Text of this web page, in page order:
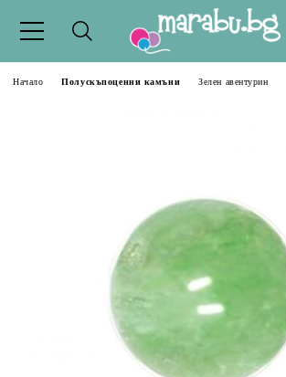
Начало Полускъпоценни камъни Зелен авентурин